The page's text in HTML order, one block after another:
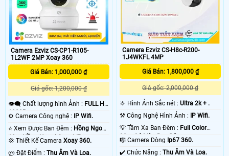
Camera Ezviz CS-CP1-R105-
1L2WF 2MP Xoay 360
Giá Bán: 1,000,000 ₫
Giá gốc: 1,200,000 ₫
👁️‍🗨 Chất lượng hình Ảnh : FULL HD
1080P .
⚙ Camera Công nghệ : IP Wifi.
⭐ Xem Được Ban Đêm : Hồng Ngoại
10m Hồng Ngoại Smart IR.
💢 Thiết Kế Camera Xoay 360.
️ლ Đặt Điểm : Thu Âm Và Loa.
Camera Ezviz CS-H8c-R200-
1J4WKFL 4MP
Giá Bán: 1,800,000 ₫
Giá gốc: 2,000,000 ₫
🔆 Hình Ảnh Sắc nét :Ultra 2k + .
⚒ Công Nghệ Hình Ảnh : IP Wifi.
💡 Tầm Xa Ban Đêm : Full Color
20m Có Màu Ban Ðêm.
🎼️ Camera Dòng Ip67 360.
️✔️ Chức Năng :Thu Âm Và Loa.